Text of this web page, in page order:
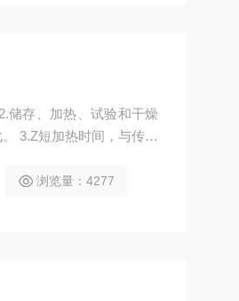
储存、加热、试验和干燥
3.Z短加热时间，与传统
浏览量：4277